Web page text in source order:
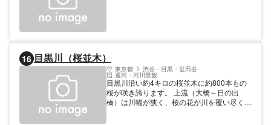
16 目黒川（桜並木）
東京都 渋谷・目黒・世田谷
運河・河川景観
目黒川沿い約4キロの桜並木に約800本もの
桜が咲き誇ります。 上流（大橋～日の出
橋）は川幅が狭く、桜の花が川を覆い尽くし